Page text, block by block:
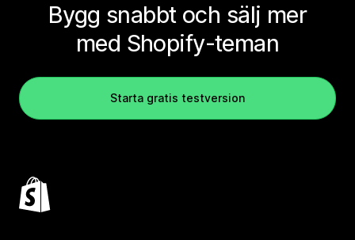
Bygg snabbt och sälj mer
med Shopify-teman
Starta gratis testversion